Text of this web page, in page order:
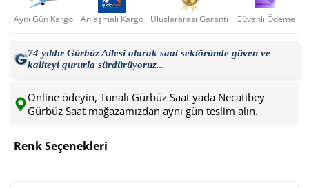
Aynı Gün Kargo Anlaşmalı Kargo Uluslararası Garanti Güvenli Ödeme
74 yıldır Gürbüz Ailesi olarak saat sektöründe güven ve
kaliteyi gururla sürdürüyoruz...
Online ödeyin, Tunalı Gürbüz Saat yada Necatibey
Gürbüz Saat mağazamızdan aynı gün teslim alın.
Renk Seçenekleri